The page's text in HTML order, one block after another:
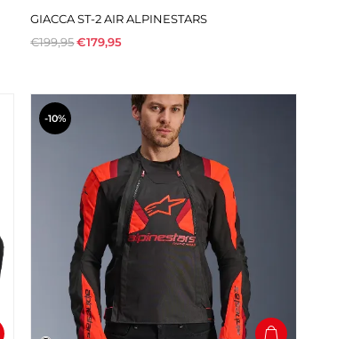
GIACCA ST-2 AIR ALPINESTARS
€199,95€179,95
-10%